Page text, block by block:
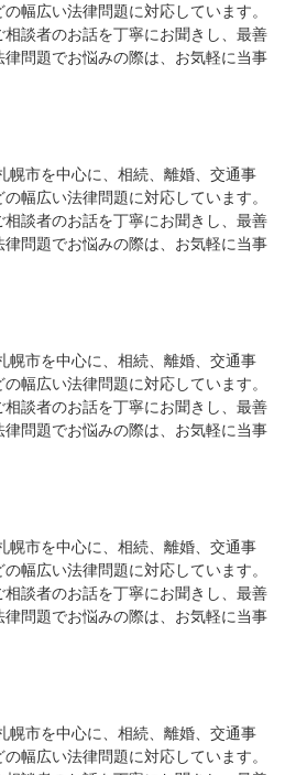
の幅広い法律問題に対応しています。
談者のお話を丁寧にお聞きし、最善
問題でお悩みの際は、お気軽に当事
幌市を中心に、相続、離婚、交通事
の幅広い法律問題に対応しています。
談者のお話を丁寧にお聞きし、最善
問題でお悩みの際は、お気軽に当事
幌市を中心に、相続、離婚、交通事
の幅広い法律問題に対応しています。
談者のお話を丁寧にお聞きし、最善
問題でお悩みの際は、お気軽に当事
幌市を中心に、相続、離婚、交通事
の幅広い法律問題に対応しています。
談者のお話を丁寧にお聞きし、最善
問題でお悩みの際は、お気軽に当事
幌市を中心に、相続、離婚、交通事
の幅広い法律問題に対応しています。